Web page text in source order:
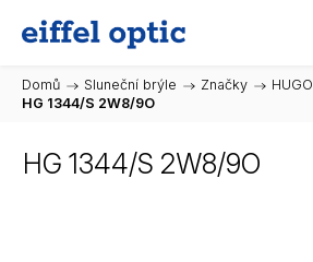
Domů / Sluneční brýle / Značky / HUGO
HG 1344/S 2W8/9O
HG 1344/S 2W8/9O